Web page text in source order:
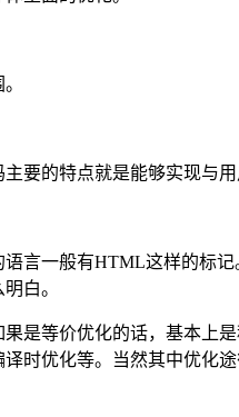
要的特点就是能够实现与
言一般有HTML这样的标
白。
是等价优化的话，基本上
时优化等。当然其中优化